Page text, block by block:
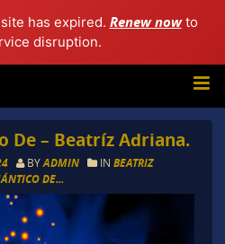
has expired. Renew nowto
disruption.
De – Beatríz Adriana.
BYADMIN IN BEATRIZ
DE...